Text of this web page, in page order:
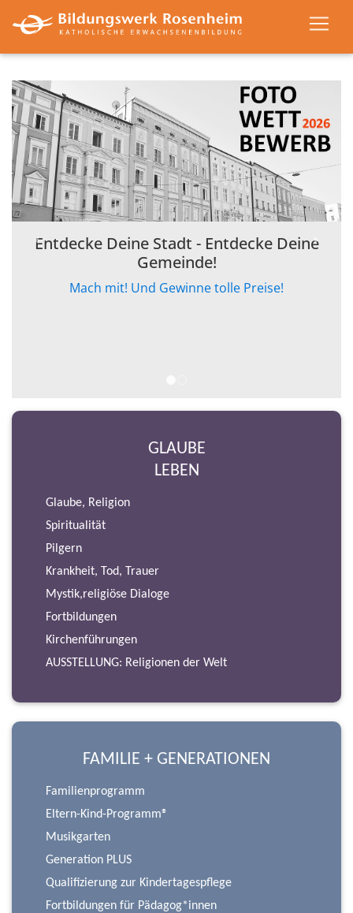
Entdecke Deine Stadt - Entdecke Deine
Gemeinde!
Mach mit! Und Gewinne tolle Preise!
Der Podcast, der unser Zusammenleben
unter die Lupe nimmt!
Eine Kooperation zwischen Democrazy Studio und
zurück weiter
GLAUBE
LEBEN
Glaube, Religion
Spiritualität
Pilgern
Krankheit, Tod, Trauer
Mystik,religiöse Dialoge
Fortbildungen
Kirchenführungen
AUSSTELLUNG: Religionen der Welt
FAMILIE + GENERATIONEN
Familienprogramm
Eltern-Kind-Programm®
Musikgarten
Generation PLUS
Qualifizierung zur Kindertagespflege
Fortbildungen für Pädagog*innen